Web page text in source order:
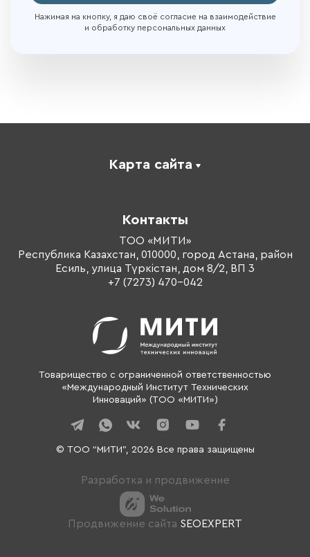
Нажимая на кнопку, я даю своё согласие на взаимодействие
и обработку персональных данных
Товарищество с ограниченной ответственностью
«Международный Институт Технических
Инноваций» (ТОО «МИТИ»)
© ТОО “МИТИ”, 2026 Все права защищены
Разработка и продвижение
Продвижение сайта SEOEXPERT
Карта сайта
Оплата обучения
Тренеры
О компании
Контакты
Контакты
ТОО «МИТИ»
Республика Казахстан, 010000, город Астана, район
Есиль, улица Түркістан, дом 8/2, ВП 3
+7 (7273) 470-042